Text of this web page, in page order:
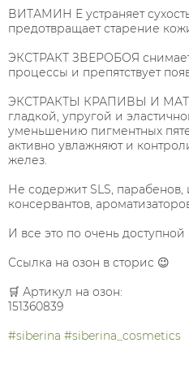
ВИТАМИН Е устраняет
предотвращает старение
ЭКСТРАКТ ЗВЕРОБОЯ
процессы и препятствует
ЭКСТРАКТЫ КРАПИВЫ И
гладкой, упругой и
уменьшению пигментных
активно увлажняют и
желез.
Не содержит SLS, парабенов,
консервантов,
И все это по очень доступной
Ссылка на озон в сторис 😉
🛒 Артикул на озон:
151360839
#siberina #siberina_cosmetics